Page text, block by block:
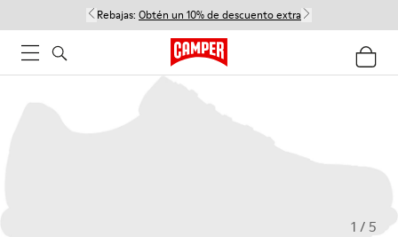
Rebajas: Obtén un 10% de descuento extra
1 / 5